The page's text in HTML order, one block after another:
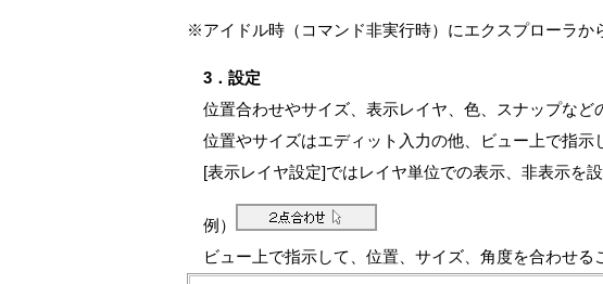
※アイドル時（コマンド非実行時）にエクスプローラか
3．設定
位置合わせやサイズ、表示レイヤ、色、スナップなど
位置やサイズはエディット入力の他、ビュー上で指示
[表示レイヤ設定]ではレイヤ単位での表示、非表示を設
例）
ビュー上で指示して、位置、サイズ、角度を合わせる